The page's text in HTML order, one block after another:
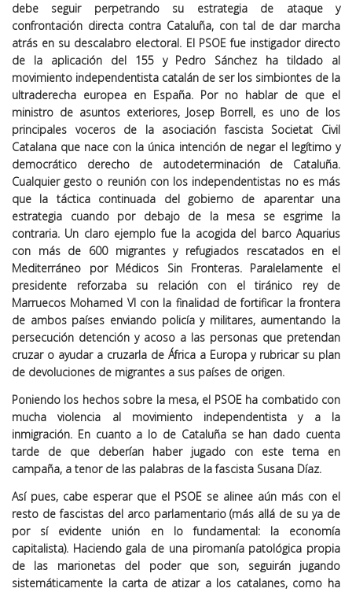
debe seguir perpetrando su estrategia de ataque y
confrontación directa contra Cataluña, con tal de dar marcha
atrás en su descalabro electoral. El PSOE fue instigador directo
de la aplicación del 155 y Pedro Sánchez ha tildado al
movimiento independentista catalán de ser los simbiontes de la
ultraderecha europea en España. Por no hablar de que el
ministro de asuntos exteriores, Josep Borrell, es uno de los
principales voceros de la asociación fascista Societat Civil
Catalana que nace con la única intención de negar el legítimo y
democrático derecho de autodeterminación de Cataluña.
Cualquier gesto o reunión con los independentistas no es más
que la táctica continuada del gobierno de aparentar una
estrategia cuando por debajo de la mesa se esgrime la
contraria. Un claro ejemplo fue la acogida del barco Aquarius
con más de 600 migrantes y refugiados rescatados en el
Mediterráneo por Médicos Sin Fronteras. Paralelamente el
presidente reforzaba su relación con el tiránico rey de
Marruecos Mohamed VI con la finalidad de fortificar la frontera
de ambos países enviando policía y militares, aumentando la
persecución detención y acoso a las personas que pretendan
cruzar o ayudar a cruzarla de África a Europa y rubricar su plan
de devoluciones de migrantes a sus países de origen.
Poniendo los hechos sobre la mesa, el PSOE ha combatido con
mucha violencia al movimiento independentista y a la
inmigración. En cuanto a lo de Cataluña se han dado cuenta
tarde de que deberían haber jugado con este tema en
campaña, a tenor de las palabras de la fascista Susana Díaz.
Así pues, cabe esperar que el PSOE se alinee aún más con el
resto de fascistas del arco parlamentario (más allá de su ya de
por sí evidente unión en lo fundamental: la economía
capitalista). Haciendo gala de una piromanía patológica propia
de las marionetas del poder que son, seguirán jugando
sistemáticamente la carta de atizar a los catalanes, como ha